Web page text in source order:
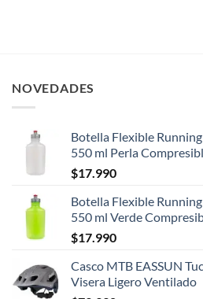
NOVEDADES
Botella Flexible
550 ml Perla
$17.990
Botella Flexible
550 ml Verde
$17.990
Casco MTB EASSUN
Visera Ligero Ventilado